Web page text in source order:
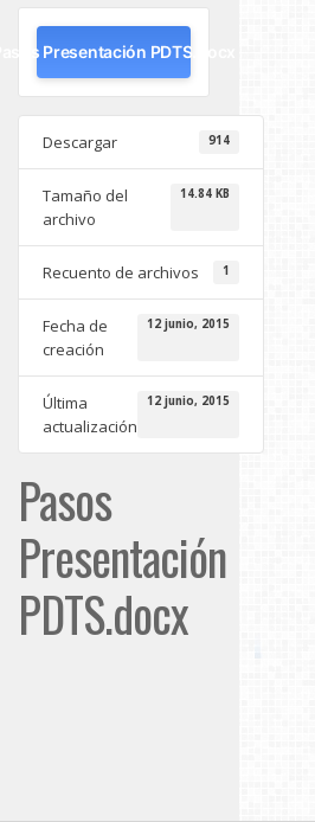
Pasos Presentación PDTS.docx
Descargar 914
Tamaño del
archivo
14.84 KB
Recuento de archivos 1
Fecha de
creación
12 junio, 2015
Última
actualización
12 junio, 2015
Pasos
Presentación
PDTS.docx